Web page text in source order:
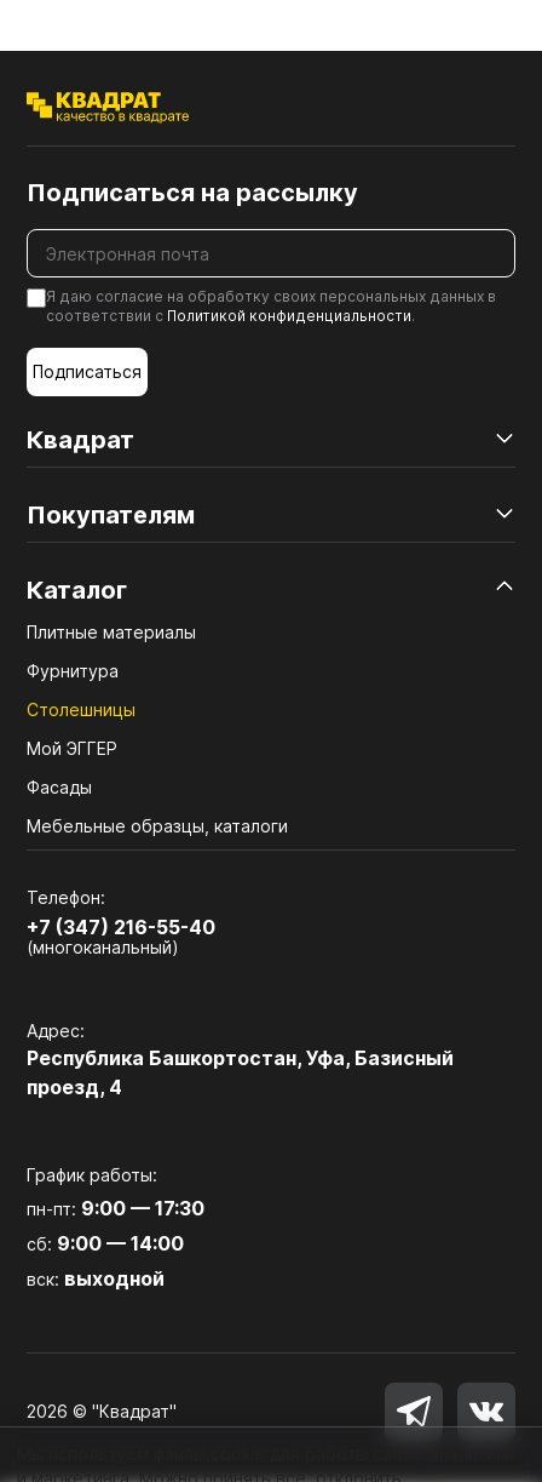
Квадрат
Покупателям
Каталог
Плитные материалы
Фурнитура
Столешницы
Мой ЭГГЕР
Фасады
Мебельные образцы, каталоги
Телефон:
+7 (347) 216-55-40
(многоканальный)
Адрес:
Республика Башкортостан, Уфа, Базисный
проезд, 4
График работы:
пн-пт: 9:00 — 17:30
сб: 9:00 — 14:00
вск: выходной
Подписаться на рассылку
Я даю согласие на обработку своих персональных данных в
соответствии с Политикой конфиденциальности.
Подписаться
2026 © "Квадрат"
и маркетинга. Можно принять все, отклонить